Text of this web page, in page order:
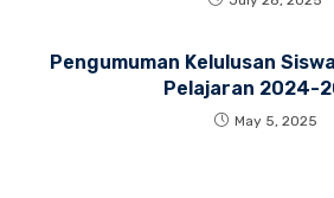
Pengumuman Kelulusan
Pelajaran 2024-
May 5, 2025